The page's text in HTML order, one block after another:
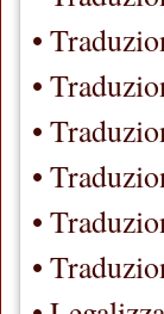
•
•
•
•
•
•